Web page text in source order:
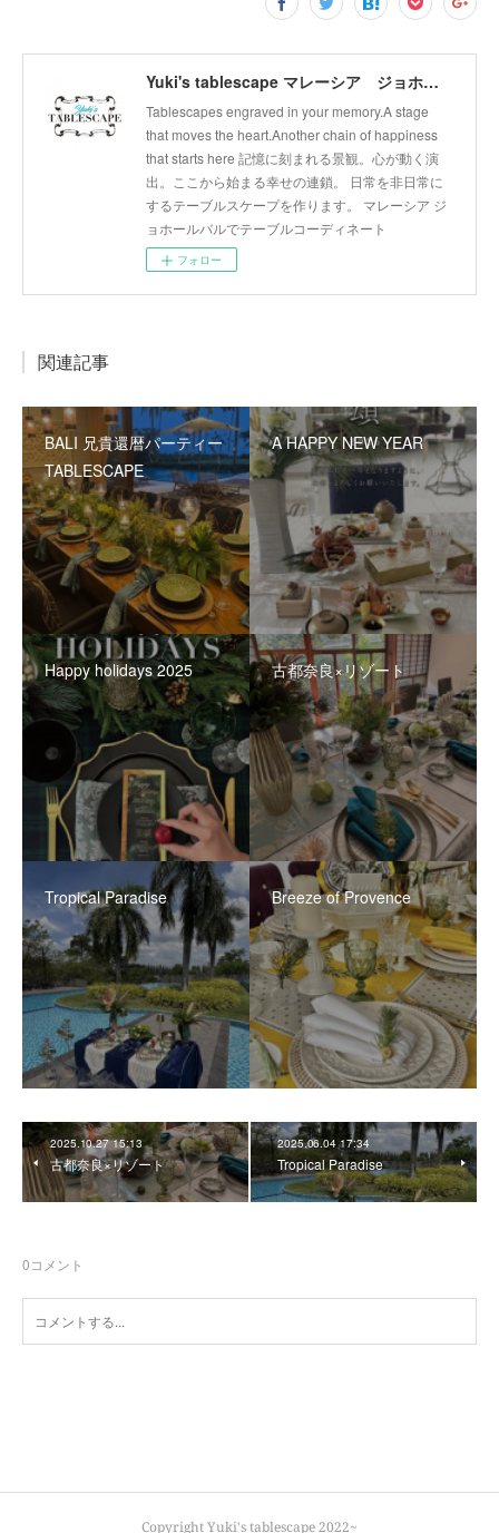
Yuki's tablescape マレーシア ジョホールバル テーブルコーディネート テーブルから幸せの連鎖広げます。
Tablescapes engraved in your memory.A stage
that moves the heart.Another chain of happiness
that starts here 記憶に刻まれる景観。心が動く演
出。ここから始まる幸せの連鎖。 日常を非日常に
するテーブルスケープを作ります。 マレーシア ジ
ョホールバルでテーブルコーディネート
フォロー
関連記事
BALI 兄貴還暦パーティー
TABLESCAPE
A HAPPY NEW YEAR
Happy holidays 2025 古都奈良×リゾート
Tropical Paradise Breeze of Provence
2025.10.27 15:13
古都奈良×リゾート
2025.06.04 17:34
Tropical Paradise
0コメント
Copyright Yuki's tablescape 2022~